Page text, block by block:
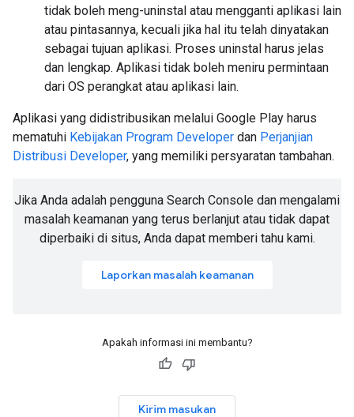
tidak boleh meng-uninstal atau mengganti aplikasi lain
atau pintasannya, kecuali jika hal itu telah dinyatakan
sebagai tujuan aplikasi. Proses uninstal harus jelas
dan lengkap. Aplikasi tidak boleh meniru permintaan
dari OS perangkat atau aplikasi lain.
Aplikasi yang didistribusikan melalui Google Play harus
mematuhi Kebijakan Program Developer dan Perjanjian
Distribusi Developer, yang memiliki persyaratan tambahan.
Jika Anda adalah pengguna Search Console dan mengalami
masalah keamanan yang terus berlanjut atau tidak dapat
diperbaiki di situs, Anda dapat memberi tahu kami.
Laporkan masalah keamanan
Apakah informasi ini membantu?
Kirim masukan